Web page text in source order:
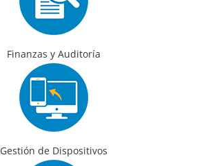
Finanzas y Auditoría
Gestión de Dispositivos